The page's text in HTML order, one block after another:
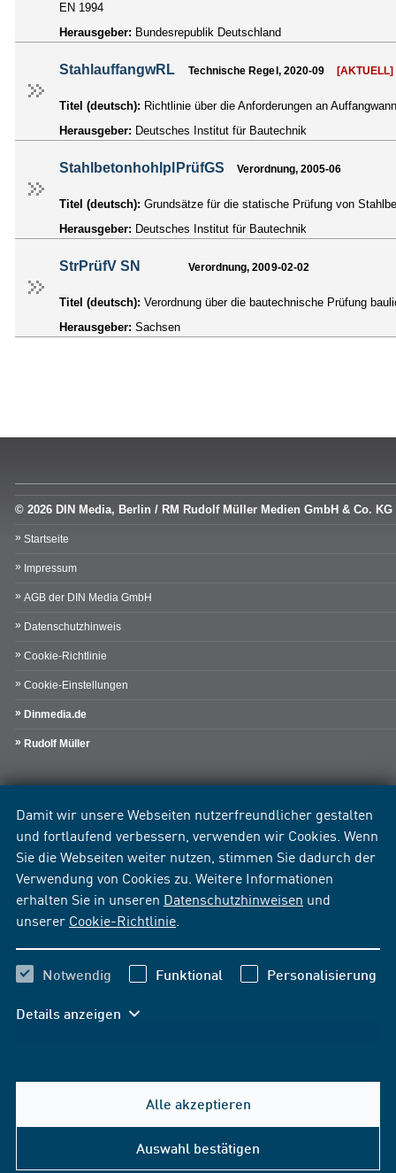
Damit wir unsere Webseiten nutzerfreundlicher gestalten
und fortlaufend verbessern, verwenden wir Cookies. Wenn
Sie die Webseiten weiter nutzen, stimmen Sie dadurch der
Verwendung von Cookies zu. Weitere Informationen
erhalten Sie in unseren Datenschutzhinweisen und
unserer Cookie-Richtlinie
Notwendig Funktional Personalisierung
Details anzeigen
Alle akzeptieren
Auswahl bestätigen
EN 1994
Herausgeber: Bundesrepublik Deutschland
StahlauffangwRL Technische Regel, 2020-09 [AKTUELL]
Titel (deutsch): Richtlinie über die Anforderungen an
Herausgeber: Deutsches Institut für Bautechnik
StahlbetonhohlplPrüfGS Verordnung, 2005-06
Titel (deutsch): Grundsätze für die statische Prüfung von
Herausgeber: Deutsches Institut für Bautechnik
StrPrüfV SN Verordnung, 2009-02-02
Titel (deutsch): Verordnung über die bautechnische Prüfung
Herausgeber: Sachsen
© 2026 DIN Media, Berlin / RM Rudolf Müller Medien GmbH & Co. KG
Startseite
Impressum
AGB der DIN Media GmbH
Datenschutzhinweis
Cookie-Richtlinie
Cookie-Einstellungen
Dinmedia.de
Rudolf Müller
Hilfe & Kontakt